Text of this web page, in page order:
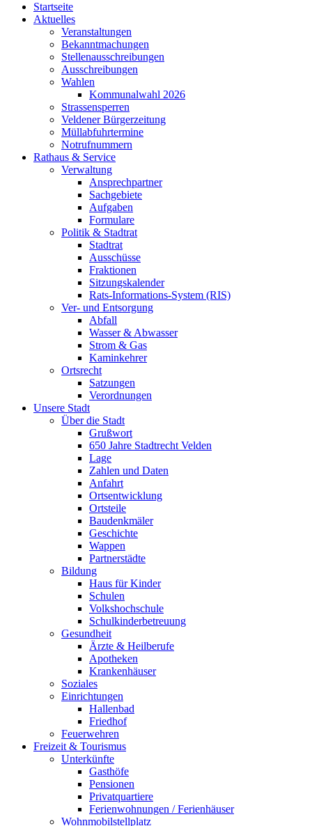
Startseite
Aktuelles
Veranstaltungen
Bekanntmachungen
Stellenausschreibungen
Ausschreibungen
Wahlen
Kommunalwahl 2026
Strassensperren
Veldener Bürgerzeitung
Müllabfuhrtermine
Notrufnummern
Rathaus & Service
Verwaltung
Ansprechpartner
Sachgebiete
Aufgaben
Formulare
Politik & Stadtrat
Stadtrat
Ausschüsse
Fraktionen
Sitzungskalender
Rats-Informations-System (RIS)
Ver- und Entsorgung
Abfall
Wasser & Abwasser
Strom & Gas
Kaminkehrer
Ortsrecht
Satzungen
Verordnungen
Unsere Stadt
Über die Stadt
Grußwort
650 Jahre Stadtrecht Velden
Lage
Zahlen und Daten
Anfahrt
Ortsentwicklung
Ortsteile
Baudenkmäler
Geschichte
Wappen
Partnerstädte
Bildung
Haus für Kinder
Schulen
Volkshochschule
Schulkinderbetreuung
Gesundheit
Ärzte & Heilberufe
Apotheken
Krankenhäuser
Soziales
Einrichtungen
Hallenbad
Friedhof
Feuerwehren
Freizeit & Tourismus
Unterkünfte
Gasthöfe
Pensionen
Privatquartiere
Ferienwohnungen / Ferienhäuser
Wohnmobilstellplatz